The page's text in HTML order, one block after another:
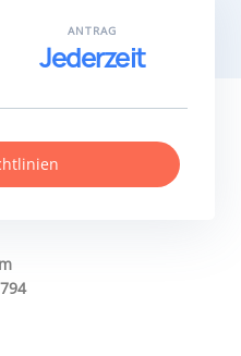
ANTRAG
Jederzeit